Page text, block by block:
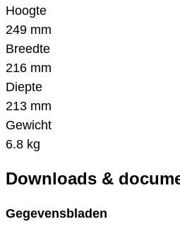
Hoogte
249 mm
Breedte
216 mm
Diepte
213 mm
Gewicht
6.8 kg
Downloads &
Gegevensbladen